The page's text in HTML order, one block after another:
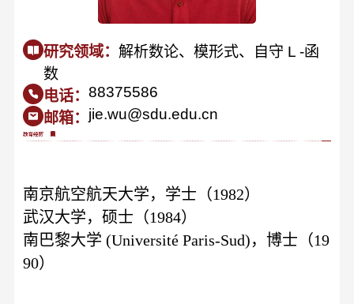
研究领域：解析数论、模形式、自守 L -函
数
电话：88375586
邮箱：jie.wu@sdu.edu.cn
南京航空航天大学，学士（1982）
武汉大学，硕士（1984）
南巴黎大学 (Université Paris-Sud)，博士（19
90）